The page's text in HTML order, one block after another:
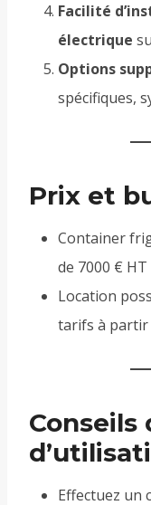
Facilité
électrique
Options
spécifiques,
Prix et
Container
de 7000 €
Location
tarifs à partir
Conseils
Effectuez un